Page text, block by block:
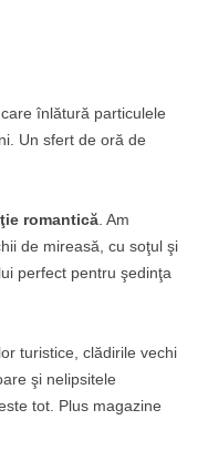
înlătură particulele
Un sfert de oră de
romantică . Am
de mireasă, cu soţul şi
perfect pentru şedinţa
turistice, clădirile vechi
şi nelipsitele
tot. Plus magazine